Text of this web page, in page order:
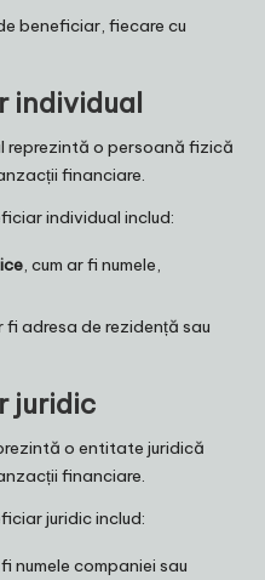
beneficiar, fiecare cu
individual
reprezintă o persoană fizică
financiare.
individual includ:
, cum ar fi numele,
fi adresa de rezidență sau
juridic
o entitate juridică
financiare.
juridic includ:
numele companiei sau